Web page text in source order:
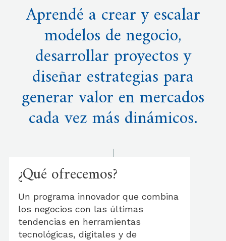
Aprendé a crear y escalar
modelos de negocio,
desarrollar proyectos y
diseñar estrategias para
generar valor en mercados
cada vez más dinámicos.
¿Qué ofrecemos?
Un programa innovador que combina
los negocios con las últimas
tendencias en herramientas
tecnológicas, digitales y de